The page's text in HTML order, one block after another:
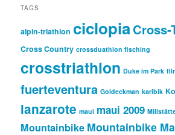
r
h
TAGS
alpin-triathlon ciclopia
Cross Country crossduathlon fisching
crosstriathlon Duke im Park
fuerteventura Goldeckman karibik
lanzarote maui maui 2009
Mountainbike Mountainbike